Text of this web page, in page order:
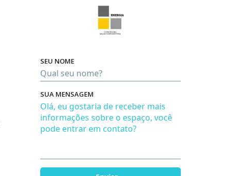
SEU NOME
SUA MENSAGEM